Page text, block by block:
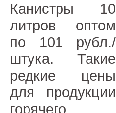
Канистры 10
литров оптом
по 101 рубл./
штука. Такие
редкие цены
для продукции
горячего